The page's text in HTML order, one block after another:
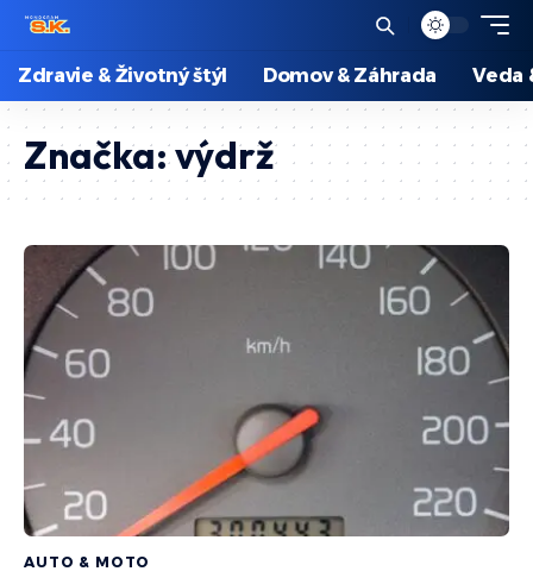
Zdravie & Životný štýl Domov & Záhrada Veda
Značka:výdrž
AUTO & MOTO